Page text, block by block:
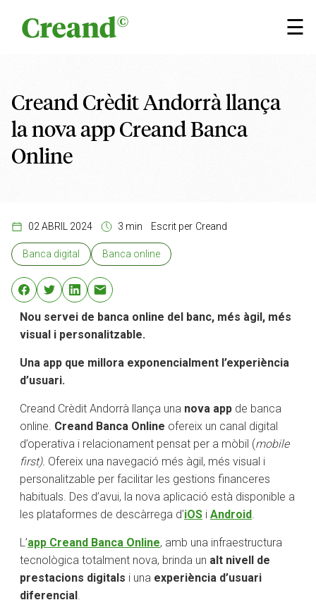
☰
×
Creand Crèdit Andorrà llança
la nova app Creand Banca
Online
02 ABRIL 2024 3 min Escrit per Creand
Banca digital Banca online
Nou servei de banca online del banc, més àgil, més
visual i personalitzable.
Una app que millora exponencialment l’experiència
d’usuari.
Creand Crèdit Andorrà llança una nova app de banca
online. Creand Banca Online ofereix un canal digital
d’operativa i relacionament pensat per a mòbil (mobile
first). Ofereix una navegació més àgil, més visual i
personalitzable per facilitar les gestions financeres
habituals. Des d’avui, la nova aplicació està disponible a
les plataformes de descàrrega d’iOS i Android.
L’app Creand Banca Online, amb una infraestructura
tecnològica totalment nova, brinda un alt nivell de
prestacions digitals i una experiència d’usuari
diferencial.